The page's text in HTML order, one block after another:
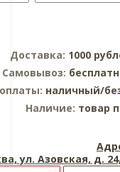
Доставка: 1000
Самовывоз:
наличный/
Наличие: товар
ул. Азовская, д.